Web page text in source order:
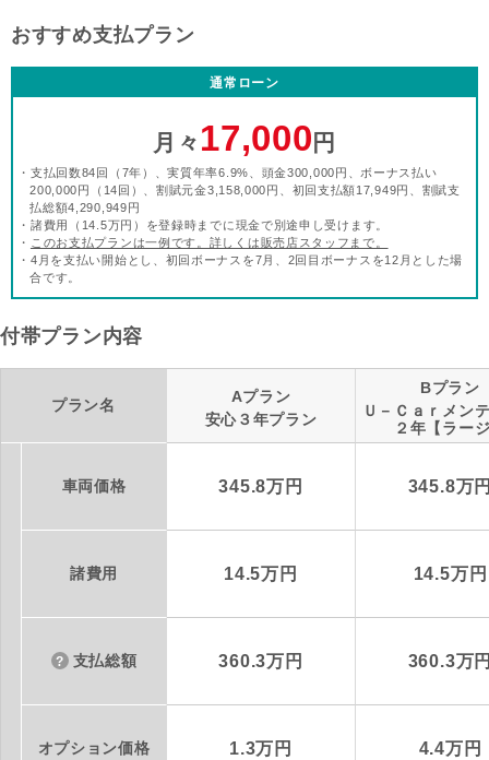
おすすめ支払プラン
通常ローン
月々 17,000 円
・支払回数84回（7年）、実質年率6.9%、頭金300,000円、ボーナス払い
200,000円（14回）、割賦元金3,158,000円、初回支払額17,949円、割賦支
払総額4,290,949円
・諸費用（14.5万円）を登録時までに現金で別途申し受けます。
・ このお支払プランは一例です。詳しくは販売店スタッフまで。
・4月を支払い開始とし、初回ボーナスを7月、2回目ボーナスを12月とした場
合です。
付帯プラン内容
プラン名
Aプラン
安心３年プラン
Bプラン
Ｕ－Ｃａｒメン
２年【ラー
車両価格 345.8万円 345.8万
諸費用 14.5万円 14.5万円
支払総額 360.3万円 360.3万
オプション価格 1.3万円 4.4万円